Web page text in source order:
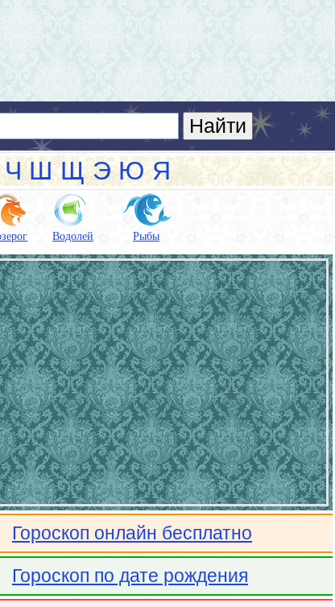
Ч Ш Щ Э Ю Я
Водолей Рыбы
Гороскоп онлайн бесплатно
Гороскоп по дате рождения